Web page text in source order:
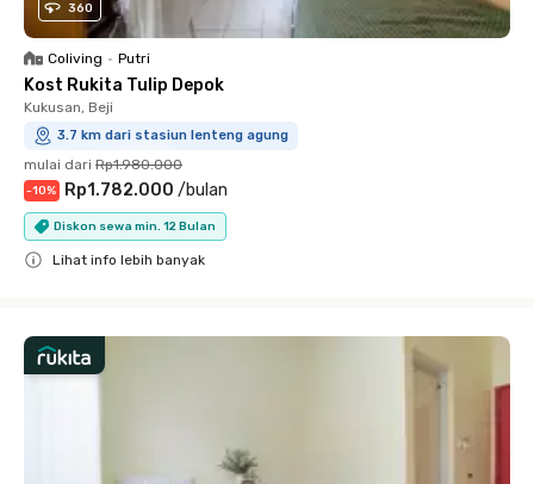
360
Coliving • Putri
Kost Rukita Tulip Depok
Kukusan, Beji
3.7 km dari stasiun lenteng agung
mulai dari Rp1.980.000
-10% Rp1.782.000 /bulan
Diskon sewa min. 12 Bulan
Lihat info lebih banyak